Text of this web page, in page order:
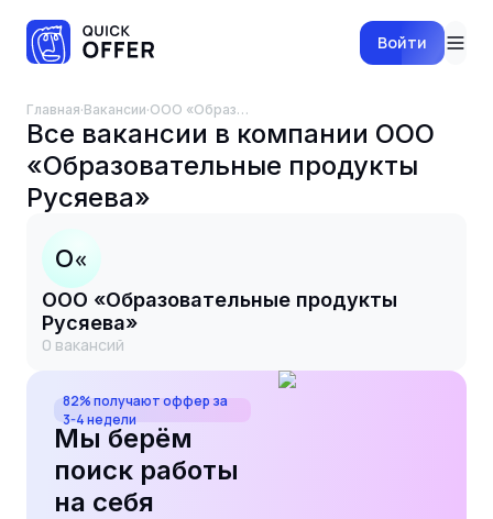
Войти
Главная·Вакансии· ООО «Образовательные продукты Русяева»
Все вакансии в компании ООО
«Образовательные продукты
Русяева»
О«
ООО «Образовательные продукты
Русяева»
0 вакансий
82% получают оффер за
3-4 недели
Мы берём
поиск работы
на себя